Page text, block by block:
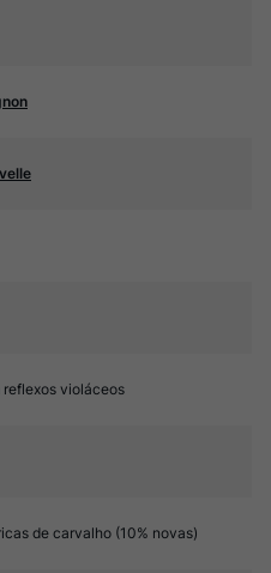
reflexos violáceos
de carvalho (10% novas)